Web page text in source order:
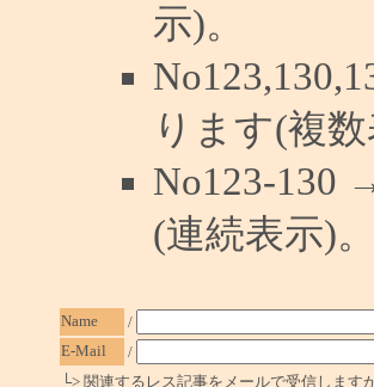
示)。
ります(複数
No123-130
(連続表示)。
Name
/
E-Mail
/
└> 関連するレス記事をメールで受信します